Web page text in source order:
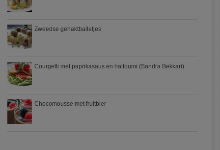
Zweedse gehaktballetjes
Courgetti met paprikasaus en halloumi (Sandra Bekkari)
Chocomousse met fruitbier